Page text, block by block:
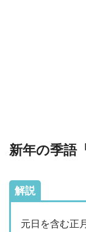
新年の季語
解説
元日を含む正